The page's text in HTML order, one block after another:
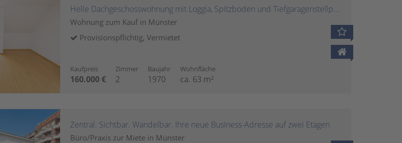
Helle Dachgeschosswohnung mit Loggia, Spitzboden und Tiefgaragenstellplatz in Münster-Süd
Wohnung zum Kauf in Münster
Provisionspflichtig, Vermietet
Kaufpreis
160.000 €
Zimmer
2
Baujahr
1970
Wohnfläche
ca. 63 m²
Zentral. Sichtbar. Wandelbar. Ihre neue Business-Adresse auf zwei Etagen
Büro/Praxis zur Miete in Münster